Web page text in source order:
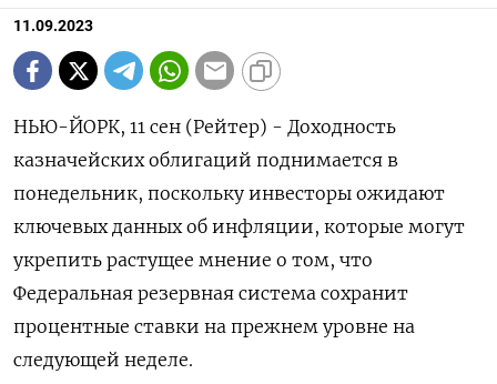
11.09.2023
НЬЮ-ЙОРК, 11 сен (Рейтер) - Доходность
казначейских облигаций поднимается в
понедельник, поскольку инвесторы ожидают
ключевых данных об инфляции, которые могут
укрепить растущее мнение о том, что
Федеральная резервная система сохранит
процентные ставки на прежнем уровне на
следующей неделе.